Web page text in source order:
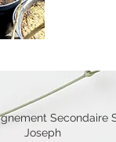
Secondaire
Joseph